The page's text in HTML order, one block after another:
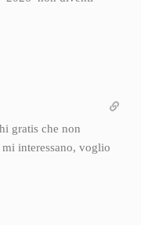
gratis che non
interessano, voglio